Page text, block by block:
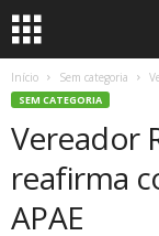
Início Sem categoria
SEM CATEGORIA
Vereador
reafirma
APAE